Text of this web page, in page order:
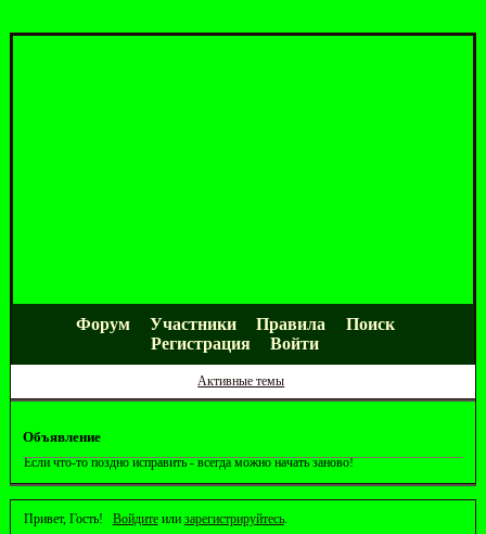
Форум Участники Правила
Поиск
Регистрация
Войти
Активные темы
Объявление
Если что-то поздно исправить - всегда можно начать заново!
Привет, Гость! Войдитеили зарегистрируйтесь.